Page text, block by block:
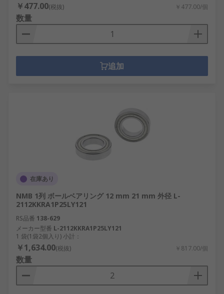
￥477.00(税抜) ￥477.00/個
数量
追加
在庫あり
NMB 1列 ボールベアリング 12 mm 21 mm 外径 L-
2112KKRA1P25LY121
RS品番 138-629
メーカー型番 L-2112KKRA1P25LY121
1 袋(1袋2個入り) 小計：
￥1,634.00(税抜) ￥817.00/個
数量